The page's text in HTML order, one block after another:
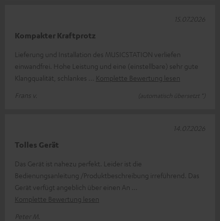
Kompakter Kraftprotz
Lieferung und Installation des MUSICSTATION verliefen
einwandfrei. Hohe Leistung und eine (einstellbare) sehr gute
Klangqualität, schlankes
Komplette Bewertung lesen
Frans v.
(automatisch übersetzt *)
15.07.2026
Tolles Gerät
Das Gerät ist nahezu perfekt. Leider ist die
Bedienungsanleitung /Produktbeschreibung irreführend. Das
Gerät verfügt angeblich über einen An
Komplette Bewertung lesen
Peter M.
14.07.2026